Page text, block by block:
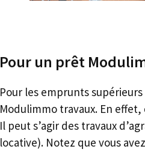
Pour un prêt
Pour les emprunts
Modulimmo travaux. En
Il peut s’agir des travaux
locative). Notez que vous